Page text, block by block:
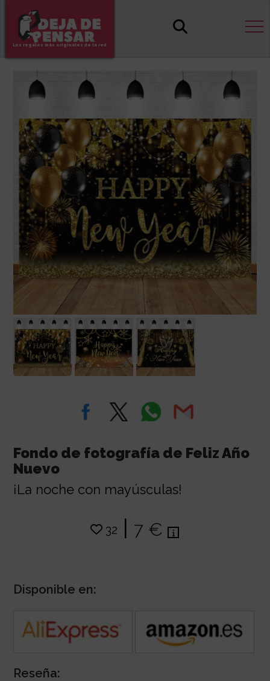
Los regalos más originales de la red
Fondo de fotografía de Feliz Año
Nuevo
¡La noche con mayúsculas!
32 | 7 €
Disponible en:
Reseña: